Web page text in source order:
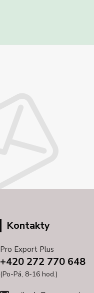
Kontakty
Pro Export Plus
+420 272 770 648
(Po-Pá, 8-16 hod.)